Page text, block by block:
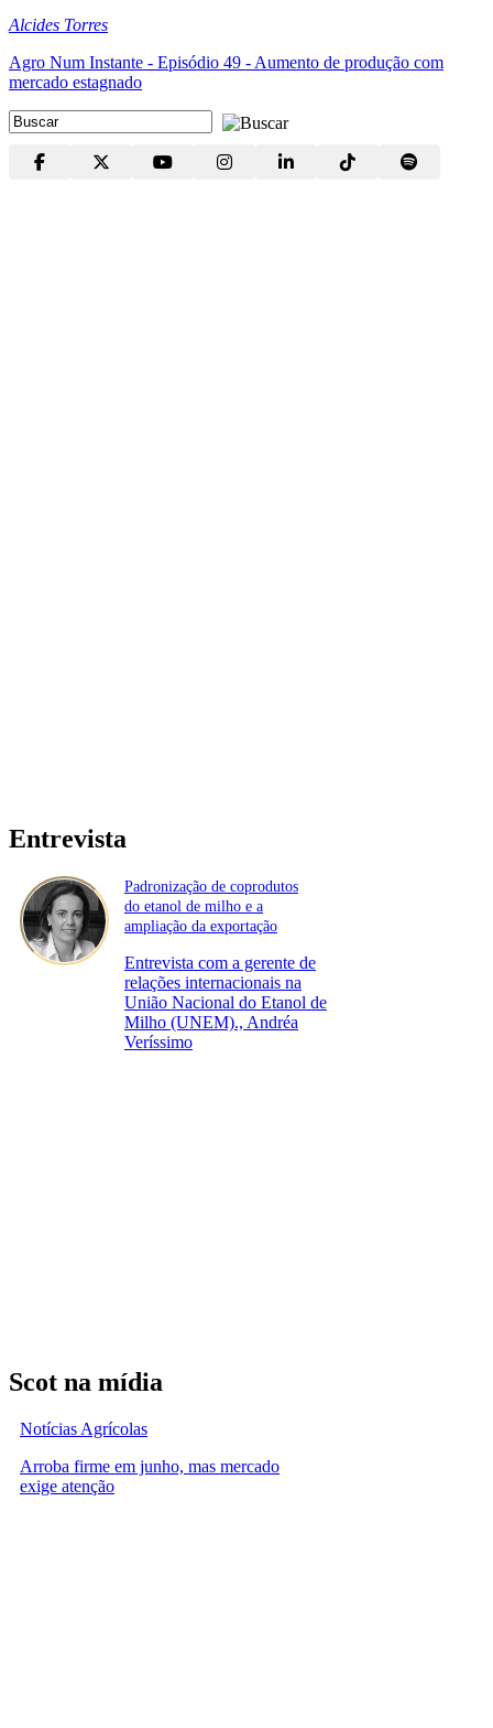
Alcides Torres
Agro Num Instante - Episódio 49 - Aumento de produção com
mercado estagnado
Entrevista
Padronização de coprodutos
do etanol de milho e a
ampliação da exportação
Entrevista com a gerente de
relações internacionais na
União Nacional do Etanol de
Milho (UNEM)., Andréa
Veríssimo
Scot na mídia
Notícias Agrícolas
Arroba firme em junho, mas mercado
exige atenção